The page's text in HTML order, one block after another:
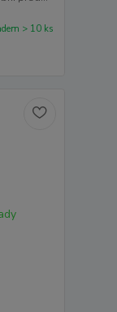
> 10 ks